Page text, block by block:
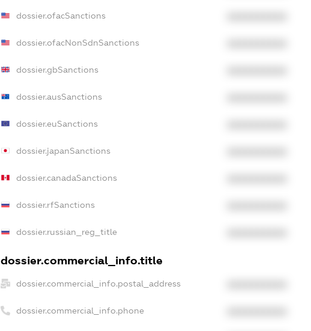
dossier.ofacSanctions
dossier.ofacNonSdnSanctions
dossier.gbSanctions
dossier.ausSanctions
dossier.euSanctions
dossier.japanSanctions
dossier.canadaSanctions
dossier.rfSanctions
dossier.russian_reg_title
dossier.commercial_info.title
dossier.commercial_info.postal_address
dossier.commercial_info.phone